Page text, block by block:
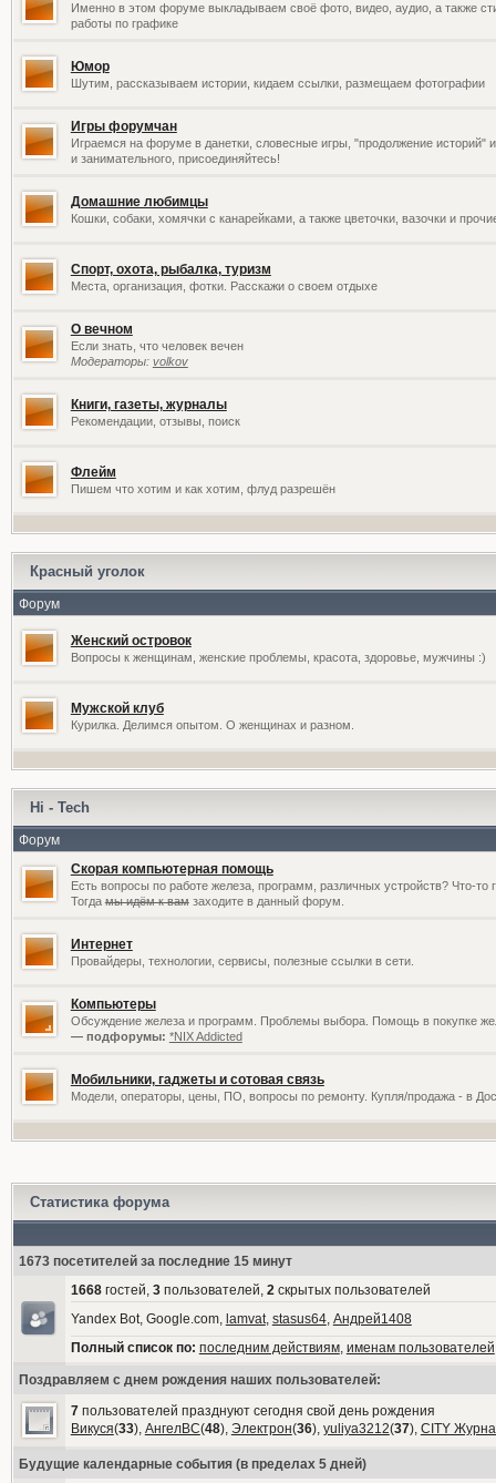
Именно в этом форуме выкладываем своё фото, видео, аудио, а также
работы по графике
Юмор
Шутим, рассказываем истории, кидаем ссылки, размещаем фотографии
Игры форумчан
Играемся на форуме в данетки, словесные игры, "продолжение историй"
и занимательного, присоединяйтесь!
Домашние любимцы
Кошки, собаки, хомячки с канарейками, а также цветочки, вазочки и
Спорт, охота, рыбалка, туризм
Места, организация, фотки. Расскажи о своем отдыхе
О вечном
Если знать, что человек вечен
Модераторы: volkov
Книги, газеты, журналы
Рекомендации, отзывы, поиск
Флейм
Пишем что хотим и как хотим, флуд разрешён
Красный уголок
Форум
Женский островок
Вопросы к женщинам, женские проблемы, красота, здоровье, мужчины :)
Мужской клуб
Курилка. Делимся опытом. О женщинах и разном.
Hi - Tech
Форум
Скорая компьютерная помощь
Есть вопросы по работе железа, программ, различных устройств? Что-то
Тогдамы идём к вамзаходите в данный форум.
Интернет
Провайдеры, технологии, сервисы, полезные ссылки в сети.
Компьютеры
Обсуждение железа и программ. Проблемы выбора. Помощь в покупке
— подфорумы: *NIX Addicted
Мобильники, гаджеты и сотовая связь
Модели, операторы, цены, ПО, вопросы по ремонту. Купля/продажа - в
Статистика форума
1673 посетителей за последние 15 минут
1668гостей, 3пользователей, 2скрытых пользователей
Yandex Bot, Google.com, lamvat, stasus64, Андрей1408
Полный список по: последним действиям, именам пользователей
Поздравляем с днем рождения наших пользователей:
7пользователей празднуют сегодня свой день рождения
Викуся(33), АнгелВС(48), Электрон(36), yuliya3212(37), CITY
Будущие календарные события (в пределах 5 дней)